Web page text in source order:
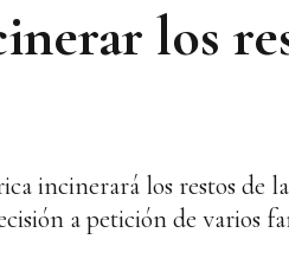
los
incinerará los restos de
a petición de varios